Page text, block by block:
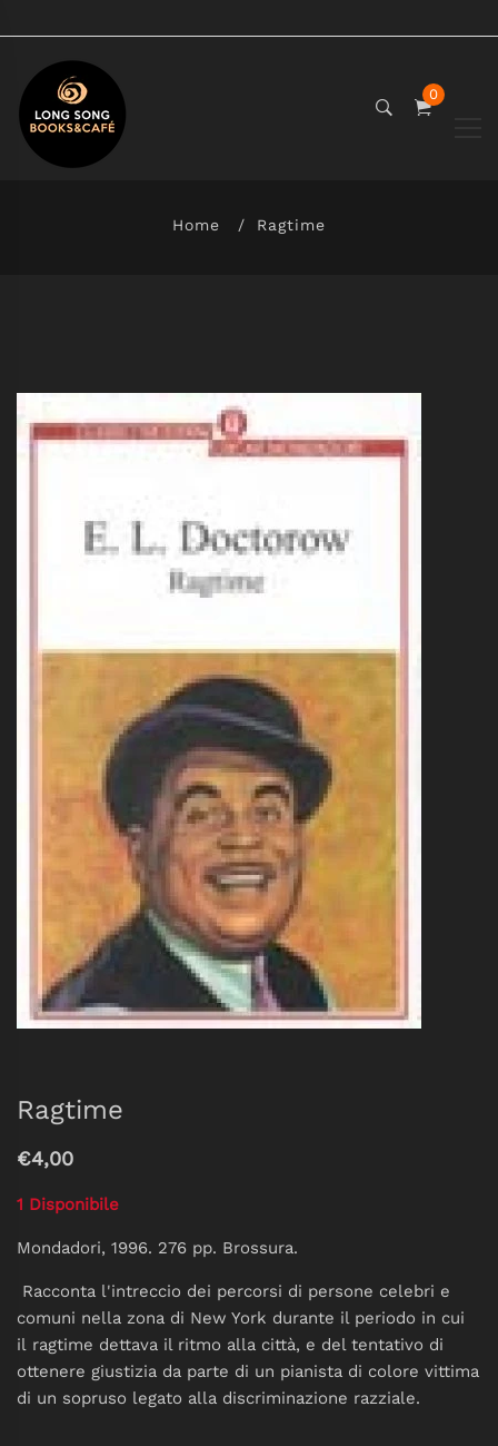
0
Home Ragtime
Ragtime
€4,00
1 Disponibile
Mondadori, 1996. 276 pp. Brossura.
Racconta l'intreccio dei percorsi di persone celebri e
comuni nella zona di New York durante il periodo in cui
il ragtime dettava il ritmo alla città, e del tentativo di
ottenere giustizia da parte di un pianista di colore vittima
di un sopruso legato alla discriminazione razziale.